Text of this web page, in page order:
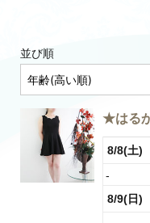
並び順
★はる
8/8(土)
-
8/9(日)